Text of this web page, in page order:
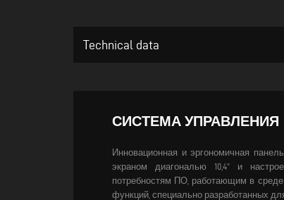
Technical data
СИСТЕМА УПРАВЛЕНИЯ
Инновационная и эргономичная
экраном диагональю 10,4” и
потребностям ПО, работающим в
функций, специально разработанных